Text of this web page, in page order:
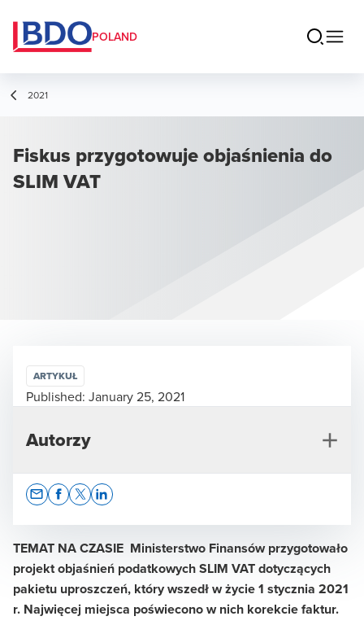
POLAND
2021
Fiskus przygotowuje objaśnienia do
SLIM VAT
TEMAT NA CZASIE Ministerstwo Finansów przygotowało
projektobjaśnień podatkowych SLIM VAT dotyczących
pakietu uproszczeń, który wszedł w życie 1 stycznia 2021
r. Najwięcej miejsca poświecono w nich korekcie faktur.
ARTYKUŁ
Published: January 25, 2021
Autorzy
Ewa Matyszewska